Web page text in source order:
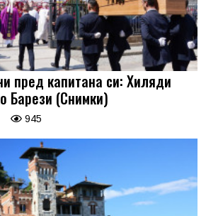
пред капитана си: Хиляди
Барези (Снимки)
945